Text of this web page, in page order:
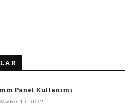
Panel Kullanimi